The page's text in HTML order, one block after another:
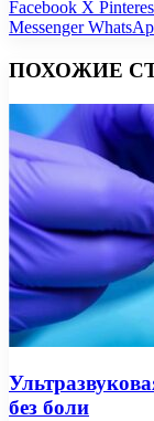
Facebook X
Messenger
ПОХОЖИЕ
без боли